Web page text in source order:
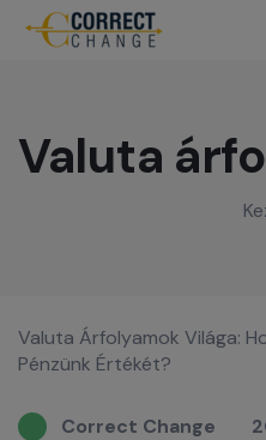
Valuta
Valuta Árfolyamok Világa:
Pénzünk Értékét?
Correct Change